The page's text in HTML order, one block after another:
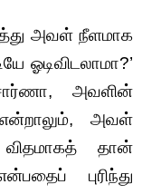
அவள் நீளமாக
ஓடிவிடலாமா?’
அவளின்
என்றாலும், அவள்
தான்
புரிந்து